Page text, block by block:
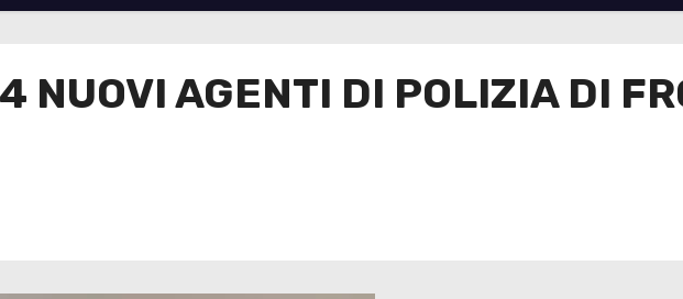
NUOVI AGENTI DI POLIZIA DI